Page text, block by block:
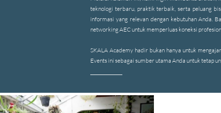
teknologi terbaru, praktik terbaik, serta peluang
informasi yang relevan dengan kebutuhan Anda.
networking AEC untuk memperluas koneksi
SKALA Academy hadir bukan hanya untuk
Events ini sebagai sumber utama Anda untuk tetap